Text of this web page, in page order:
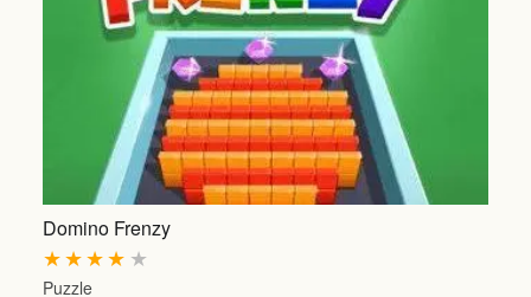
Domino Frenzy
★
★
★
★
★
Puzzle